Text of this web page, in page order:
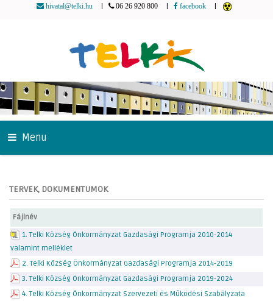
hivatal@telki.hu 06 26 920 800 facebook
Menu
TERVEK, DOKUMENTUMOK
Fájlnév
1. Telki Község Önkormányzat Gazdasági Programja 2010-2014
valamint melléklet
2. Telki Község Önkormányzat Gazdasági Programja 2014-2019
3. Telki Község Önkormányzat Gazdasági Programja 2019-2024
4. Telki Község Önkormányzat Szervezeti és Működési Szabályzata